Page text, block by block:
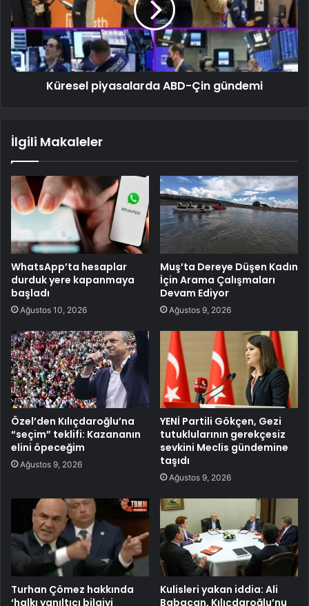
Küresel piyasalarda ABD-Çin gündemi
İlgili Makaleler
WhatsApp’ta hesaplar
durduk yere kapanmaya
başladı
Ağustos 10, 2026
Muş’ta Dereye Düşen Kadın
İçin Arama Çalışmaları
Devam Ediyor
Ağustos 9, 2026
Özel’den Kılıçdaroğlu’na
“seçim” teklifi: Kazananın
elini öpeceğim
Ağustos 9, 2026
YENİ Partili Gökçen, Gezi
tutuklularının gerekçesiz
sevkini Meclis gündemine
taşıdı
Ağustos 9, 2026
Turhan Çömez hakkında
‘halkı yanıltıcı bilgiyi
Kulisleri yakan iddia: Ali
Babacan, Kılıçdaroğlu’nu